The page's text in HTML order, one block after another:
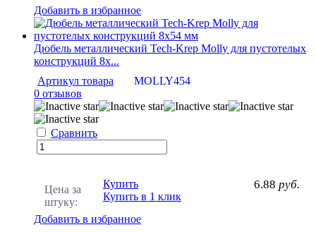
Добавить в избранное
Дюбель металлический Tech-Krep Molly для пустотелых
конструкций 8х...
Артикул товара
MOLLY454
0 отзывов
Сравнить
Цена за
штуку:
6.88 руб.
Купить
Купить в 1 клик
Добавить в избранное